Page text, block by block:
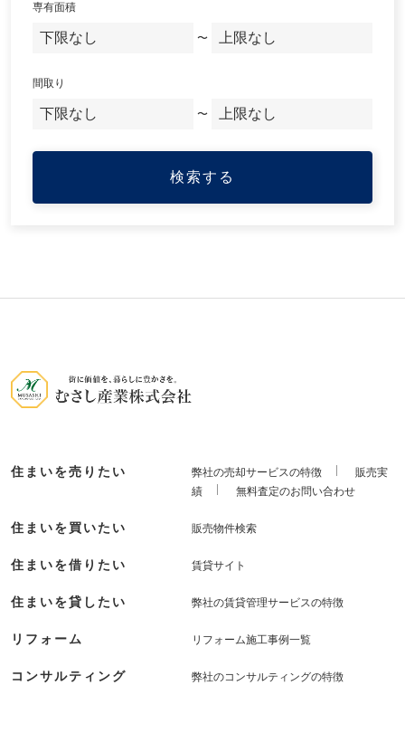
専有面積
〜
間取り
〜
住まいを売りたい 弊社の売却サービスの特徴
販売実
績
無料査定のお問い合わせ
住まいを買いたい 販売物件検索
住まいを借りたい 賃貸サイト
住まいを貸したい 弊社の賃貸管理サービスの特徴
リフォーム リフォーム施工事例一覧
コンサルティング 弊社のコンサルティングの特徴